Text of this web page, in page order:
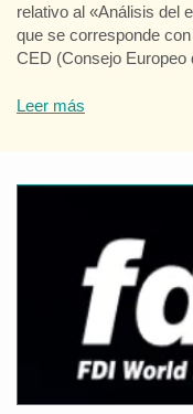
relativo al «Análisis del
que se corresponde
CED (Consejo
Leer más